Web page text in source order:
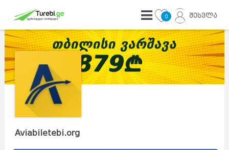
0 შესვლა
Aviabiletebi.org